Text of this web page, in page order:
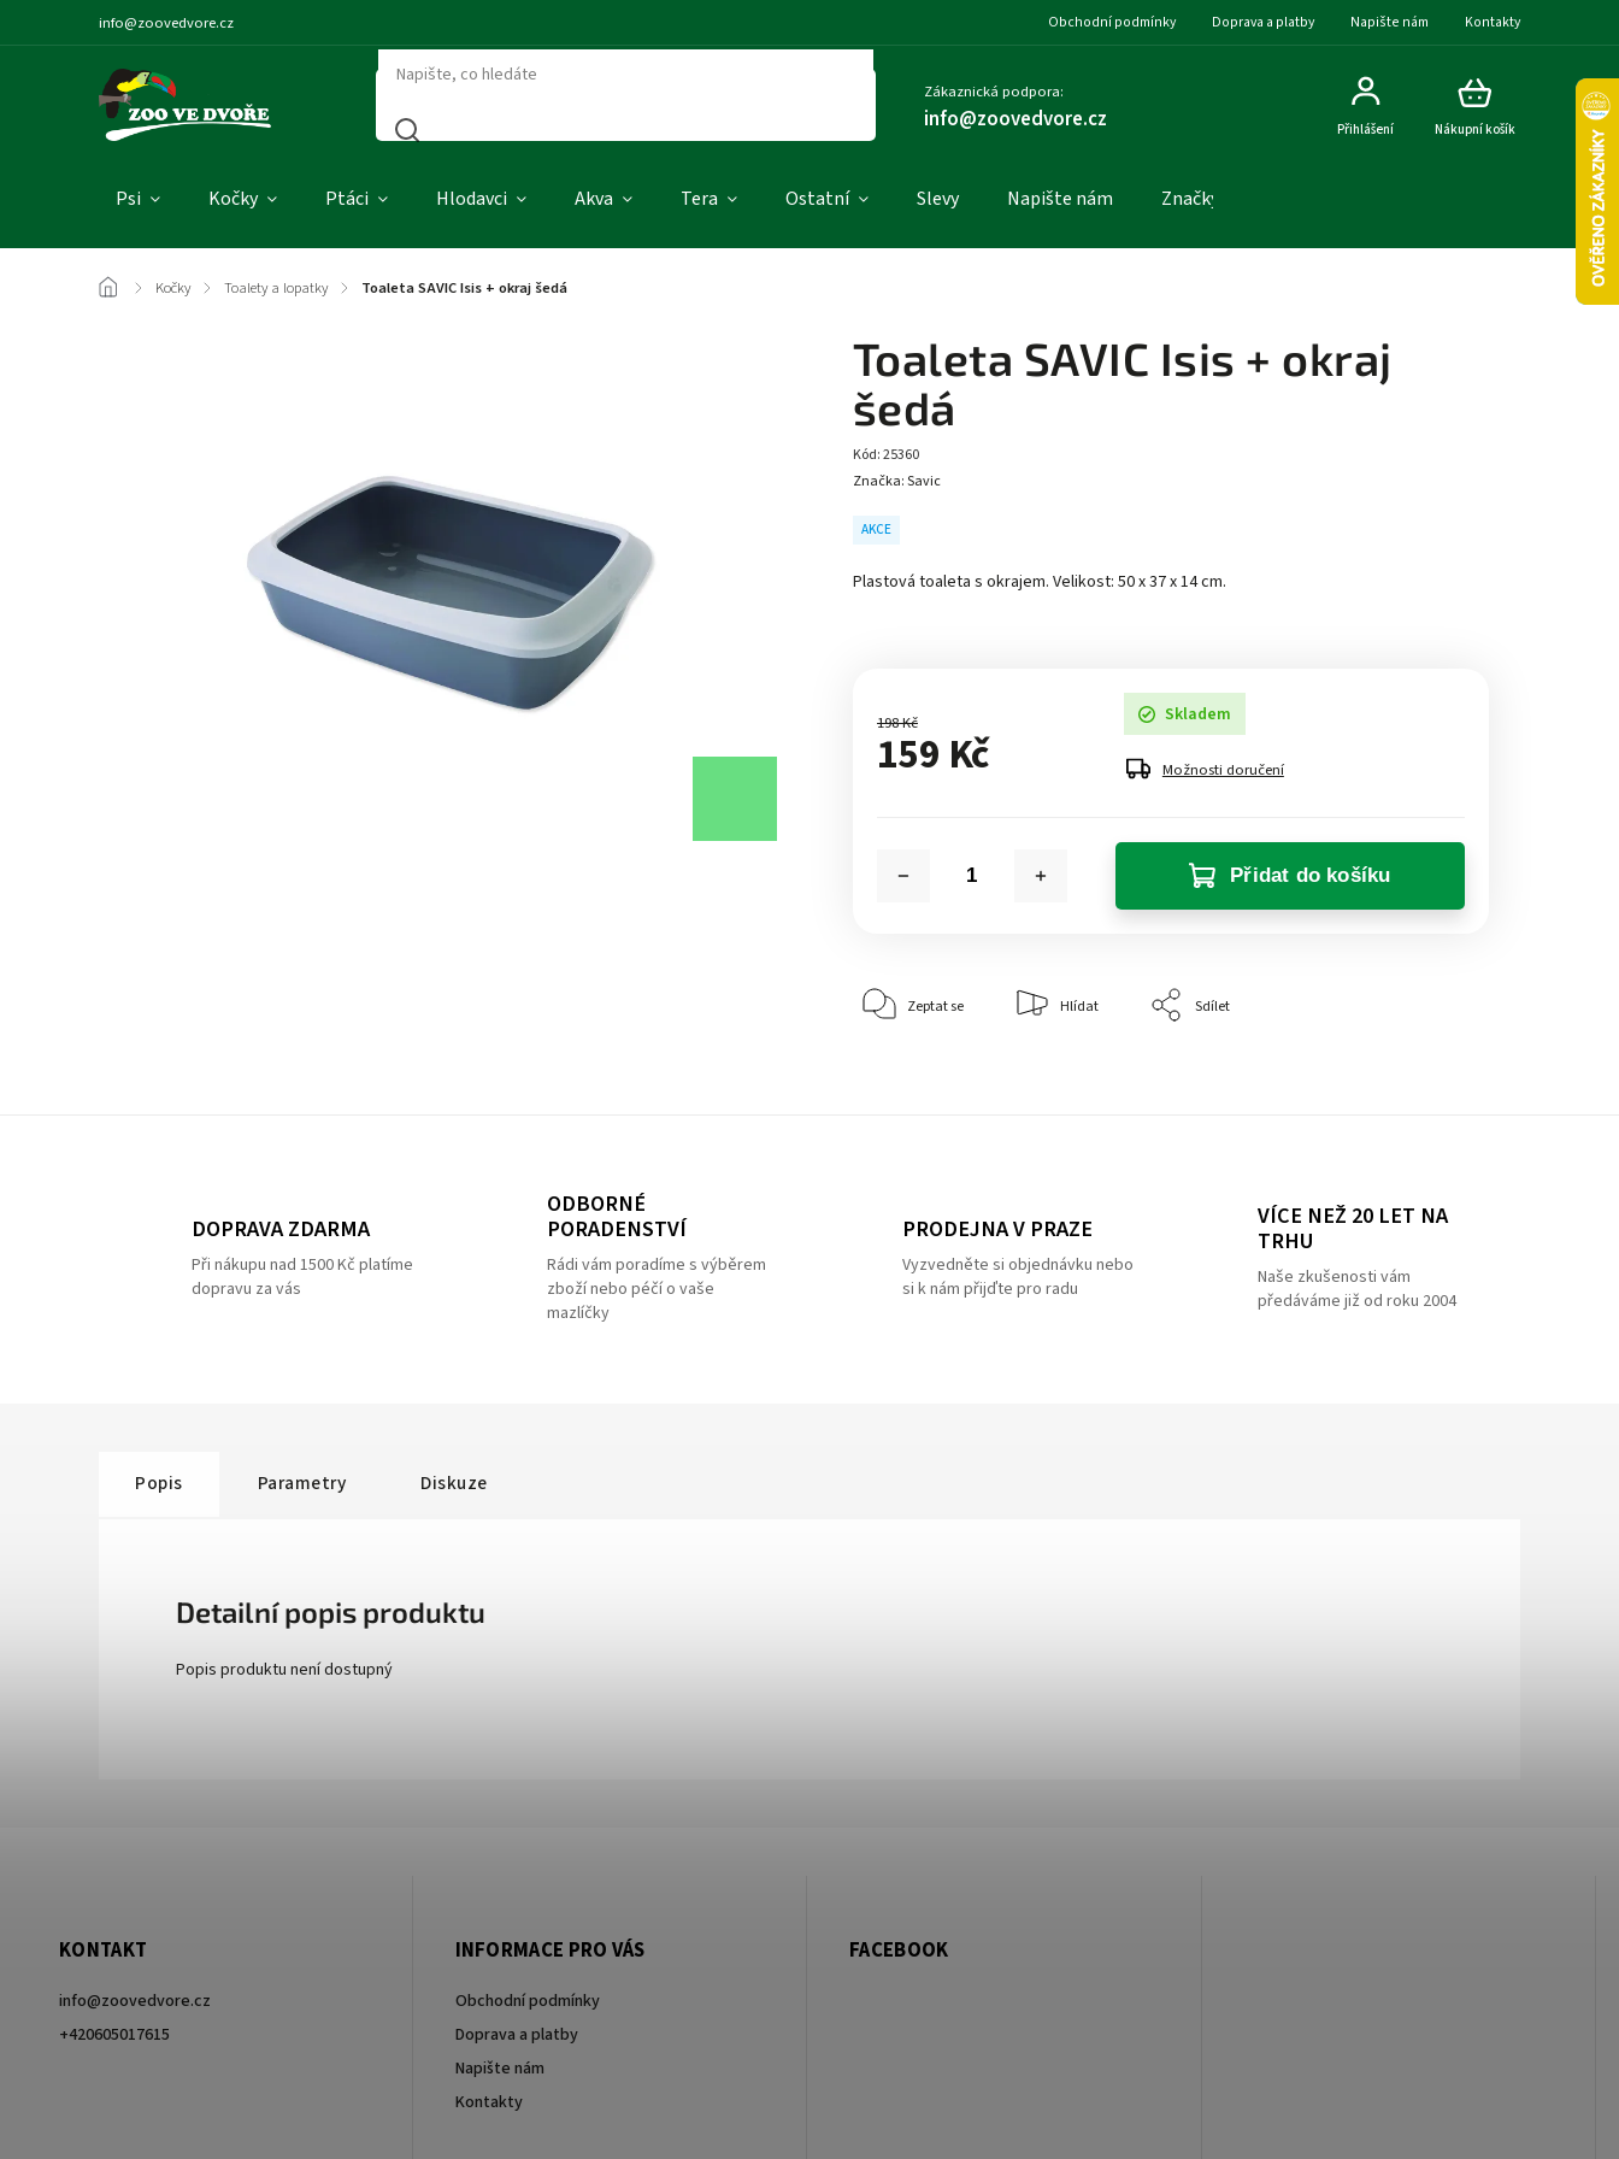
info@zoovedvore.cz Obchodní podmínky Doprava a platby Napište nám Kontakty
Zákaznická podpora:
info@zoovedvore.cz Nákupní košík
Přihlášení
Psi Kočky Ptáci Hlodavci Akva Tera Ostatní Slevy Napište nám Značky
/ Kočky / Toalety a lopatky / Toaleta SAVIC Isis + okraj šedá
Toaleta SAVIC Isis + okraj
šedá
Kód:25360
Plastová toaleta s okrajem. Velikost: 50 x 37 x 14 cm.
AKCE
Značka:Savic
198 Kč
159 Kč
Skladem
Možnosti doručení
Přidat do košíku
Zeptat se Hlídat Sdílet
DOPRAVA ZDARMA
Při nákupu nad 1500 Kč platíme
dopravu za vás
ODBORNÉ
PORADENSTVÍ
Rádi vám poradíme s výběrem
zboží nebo péčí o vaše
mazlíčky
PRODEJNA V PRAZE
Vyzvedněte si objednávku nebo
si k nám přijďte pro radu
VÍCE NEŽ 20 LET NA
TRHU
Naše zkušenosti vám
předáváme již od roku 2004
Popis Parametry Diskuze
Detailní popis produktu
Popis produktu není dostupný
KONTAKT
info@zoovedvore.cz
+420605017615
INFORMACE PRO VÁS
Obchodní podmínky
Doprava a platby
Napište nám
Kontakty
FACEBOOK